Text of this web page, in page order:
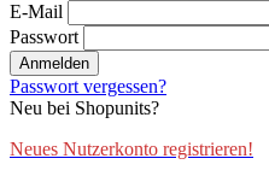
E-Mail
Passwort
Anmelden
Passwort vergessen?
Neu bei Shopunits?
Neues Nutzerkonto registrieren!